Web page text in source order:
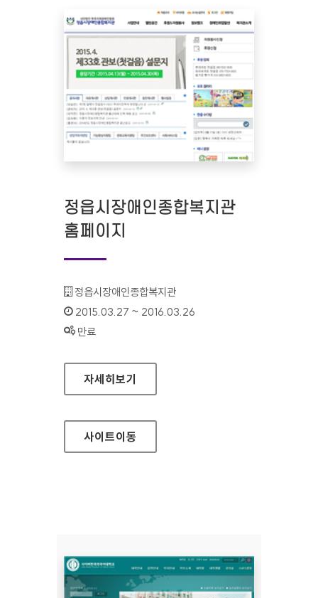
정읍시장애인종합복지관
홈페이지
기관명 :
정읍시장애인종합복지관
인증기간 :
2015.03.27 ~ 2016.03.26
상태 :
만료
정읍시장애인종합복지관 홈페이지
자세히보기
사이트이동